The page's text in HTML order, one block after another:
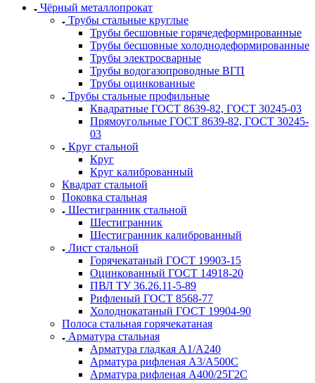
Чёрный металлопрокат
Трубы стальные круглые
Трубы бесшовные горячедеформированные
Трубы бесшовные холоднодеформированные
Трубы электросварные
Трубы водогазопроводные ВГП
Трубы оцинкованные
Трубы стальные профильные
Квадратные ГОСТ 8639-82, ГОСТ 30245-03
Прямоугольные ГОСТ 8639-82, ГОСТ 30245-
03
Круг стальной
Круг
Круг калиброванный
Квадрат стальной
Поковка стальная
Шестигранник стальной
Шестигранник
Шестигранник калиброванный
Лист стальной
Горячекатаный ГОСТ 19903-15
Оцинкованный ГОСТ 14918-20
ПВЛ ТУ 36.26.11-5-89
Рифленый ГОСТ 8568-77
Холоднокатаный ГОСТ 19904-90
Полоса стальная горячекатаная
Арматура стальная
Арматура гладкая А1/А240
Арматура рифленая А3/А500С
Арматура рифленая А400/25Г2С